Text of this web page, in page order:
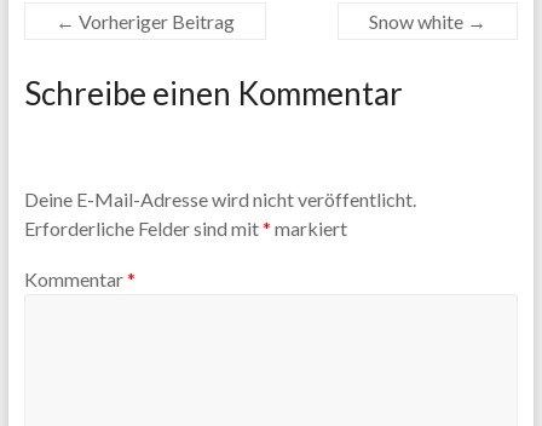
← Vorheriger Beitrag Snow white →
Schreibe einen Kommentar
Deine E-Mail-Adresse wird nicht veröffentlicht.
Erforderliche Felder sind mit* markiert
Kommentar*